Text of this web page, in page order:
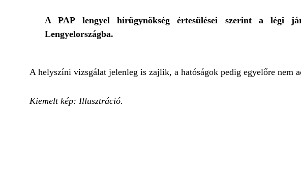
A PAP lengyel hírügynökség értesülései szerint a légi
Lengyelországba.
A helyszíni vizsgálat jelenleg is zajlik, a hatóságok pedig egyelőre nem
Kiemelt kép: Illusztráció.